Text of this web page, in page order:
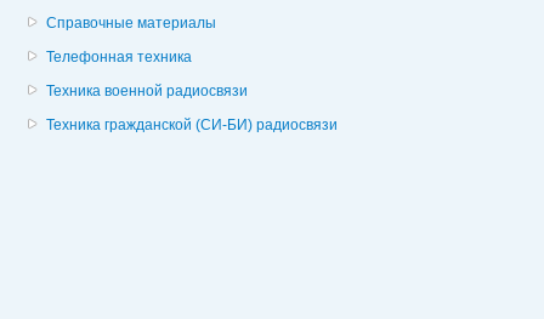
Справочные материалы
Телефонная техника
Техника военной радиосвязи
Техника гражданской (СИ-БИ) радиосвязи